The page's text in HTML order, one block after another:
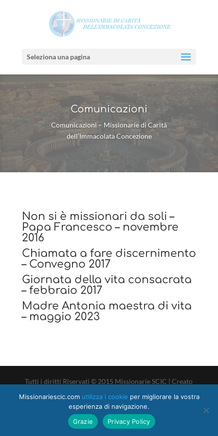
Seleziona una pagina
Comunicazioni
Comunicazioni – Missionarie di Carità
dell’Immacolata Concezione
Non si è missionari da soli –
Papa Francesco – novembre
2016
Chiamata a fare discernimento
– Convegno 2017
Giornata della vita consacrata
– febbraio 2017
Madre Antonia maestra di vita
– maggio 2023
Tutti i diritti Riservati © 2015 Missionarie SCIC | Creato
da iWebStudio
Missionariescic.com utilizza i cookie per migliorare la vostra
esperienza di navigazione.
Grazie
Privacy Policy